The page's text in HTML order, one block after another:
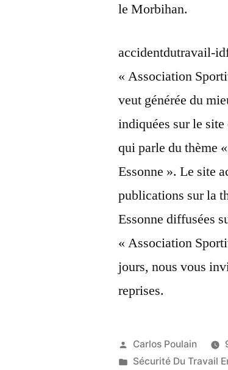
le Morbihan.
accidentdutravail-
« Association
veut générée du
indiquées sur le
qui parle du thème
Essonne ». Le site
publications sur la
Essonne diffusées
« Association
jours, nous vous
reprises.
Publié
par
Carlos Poulain
Publié
Sécurité Du Travail